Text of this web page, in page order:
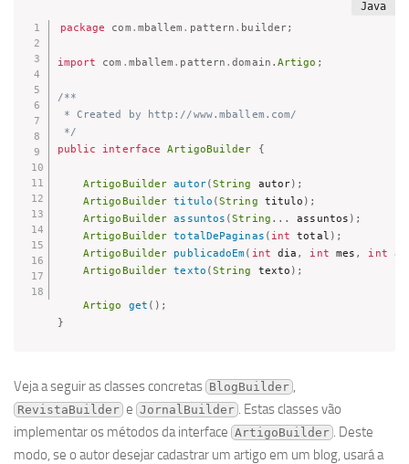
package com . mballem . pattern . builder;
import com . mballem . pattern .domain . Artigo ;
/**
* Created by http://www.mballem.com/
*/
public
interface ArtigoBuilder {
ArtigoBuilder autor(String autor) ;
ArtigoBuilder titulo (String titulo ) ;
ArtigoBuilder assuntos (String . . . assuntos ) ;
ArtigoBuilder totalDePaginas ( int total ) ;
ArtigoBuilder publicadoEm( int dia , int mes , int
ArtigoBuilder texto (String texto ) ;
Artigo get ( ) ;
}
Veja a seguir as classes concretas BlogBuilder ,
RevistaBuilder e JornalBuilder . Estas classes vão
implementar os métodos da interface ArtigoBuilder . Deste
modo, se o autor desejar cadastrar um artigo em um blog, usará a